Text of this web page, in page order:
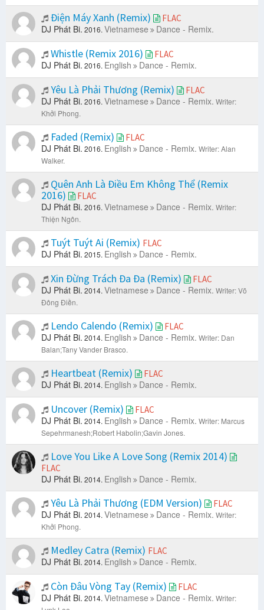
Điện Máy Xanh (Remix) FLAC
DJ Phát Bi. 2016. Vietnamese Dance - Remix.
Whistle (Remix 2016) FLAC
DJ Phát Bi. 2016. English Dance - Remix.
Yêu Là Phải Thương (Remix) FLAC
DJ Phát Bi. 2016. Vietnamese Dance - Remix. Writer:
Khởi Phong.
Faded (Remix) FLAC
DJ Phát Bi. 2016. English Dance - Remix. Writer: Alan
Walker.
Quên Anh Là Điều Em Không Thể (Remix
2016)
FLAC
DJ Phát Bi. 2016. Vietnamese Dance - Remix. Writer:
Thiện Ngôn.
Tuýt Tuýt Ai (Remix) FLAC
DJ Phát Bi. 2015. English Dance - Remix.
Xin Đừng Trách Đa Đa (Remix) FLAC
DJ Phát Bi. 2014. Vietnamese Dance - Remix. Writer: Võ
Đông Điền.
Lendo Calendo (Remix) FLAC
DJ Phát Bi. 2014. English Dance - Remix. Writer: Dan
Balan;Tany Vander Brasco.
Heartbeat (Remix) FLAC
DJ Phát Bi. 2014. English Dance - Remix.
Uncover (Remix) FLAC
DJ Phát Bi. 2014. English Dance - Remix. Writer: Marcus
Sepehrmanesh;Robert Habolin;Gavin Jones.
Love You Like A Love Song (Remix 2014)
FLAC
DJ Phát Bi. 2014. English Dance - Remix.
Yêu Là Phải Thương (EDM Version) FLAC
DJ Phát Bi. 2014. Vietnamese Dance - Remix. Writer:
Khởi Phong.
Medley Catra (Remix) FLAC
DJ Phát Bi. 2014. English Dance - Remix.
Còn Đâu Vòng Tay (Remix) FLAC
DJ Phát Bi. 2014. Vietnamese Dance - Remix. Writer: